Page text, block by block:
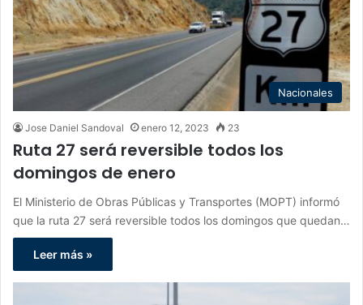
Nacionales
Jose Daniel Sandoval enero 12, 2023 23
Ruta 27 será reversible todos los
domingos de enero
El Ministerio de Obras Públicas y Transportes (MOPT) informó
que la ruta 27 será reversible todos los domingos que quedan…
Leer más »